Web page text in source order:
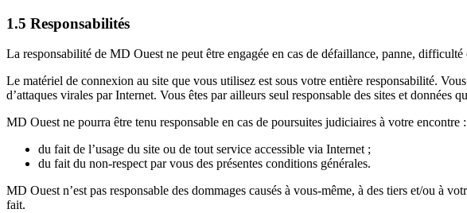
1.5 Responsabilités
La responsabilité de MD Ouest ne peut être engagée en cas de défaillance, panne,
Le matériel de connexion au site que vous utilisez est sous votre entière responsabilité.
d’attaques virales par Internet. Vous êtes par ailleurs seul responsable des sites et données
MD Ouest ne pourra être tenu responsable en cas de poursuites judiciaires à votre encontre :
du fait de l’usage du site ou de tout service accessible via Internet ;
du fait du non-respect par vous des présentes conditions générales.
MD Ouest n’est pas responsable des dommages causés à vous-même, à des tiers et/ou à
fait.